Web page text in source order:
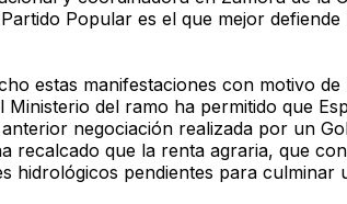
Popular es el que mejor
estas manifestaciones con motivo
Ministerio del ramo ha permitido que
negociación realizada por un
recalcado que la renta agraria, que
hidrológicos pendientes para